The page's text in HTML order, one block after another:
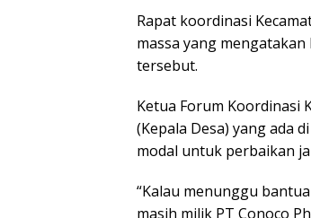
Rapat koordinasi
massa yang
tersebut.
Ketua Forum Koordinasi
(Kepala Desa) yang ada
modal untuk perbaikan
“Kalau menunggu
masih milik PT Conoco